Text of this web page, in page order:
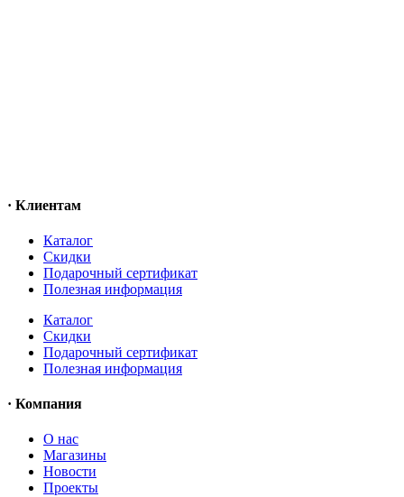
· Клиентам
Каталог
Скидки
Подарочный сертификат
Полезная информация
Каталог
Скидки
Подарочный сертификат
Полезная информация
· Компания
О нас
Магазины
Новости
Проекты